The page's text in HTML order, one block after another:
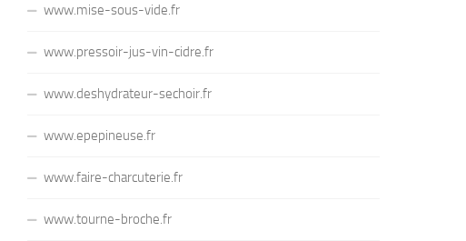
www.mise-sous-vide.fr
www.pressoir-jus-vin-cidre.fr
www.deshydrateur-sechoir.fr
www.epepineuse.fr
www.faire-charcuterie.fr
www.tourne-broche.fr